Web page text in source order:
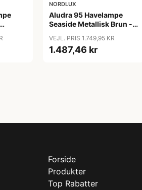
NORDLUX
Aludra 95 Havelampe
Seaside Metallisk Brun -
VEJL. PRIS 1.749,95 KR
1.487,46 kr
Forside
Produkter
Top Rabatter